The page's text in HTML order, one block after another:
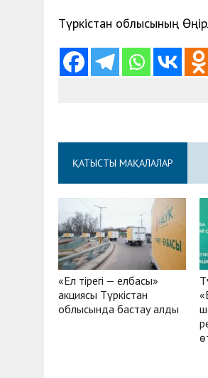
Түркістан облысының
ҚАТЫСТЫ МАҚАЛАЛАР
«Ел тірегі — елбасы»
акциясы Түркістан
облысында бастау алды